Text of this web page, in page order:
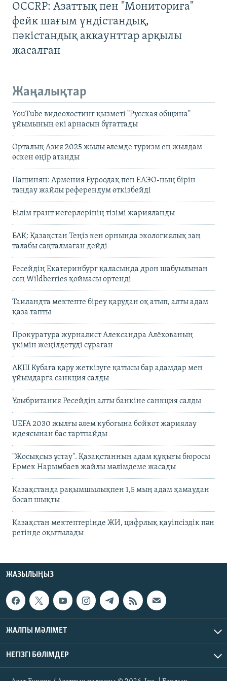
OCCRP: Азаттық пен "Мониториға"
фейк шағым үндістандық,
пәкістандық аккаунттар арқылы
жасалған
Жаңалықтар
YouTube видеохостинг қызметі "Русская община"
ұйымының екі арнасын бұғаттады
Орталық Азия 2025 жылы әлемде туризм ең жылдам
өскен өңір атанды
Пашинян: Армения Еуроодақ пен ЕАЭО-ның бірін
таңдау жайлы референдум өткізбейді
Білім грант иегерлерінің тізімі жарияланды
БАҚ: Қазақстан Теңіз кен орнында экологиялық заң
талабы сақталмаған дейді
Ресейдің Екатеринбург қаласында дрон шабуылынан
соң Wildberries қоймасы өртенді
Таиландта мектепте біреу қарудан оқ атып, алты адам
қаза тапты
Прокуратура журналист Александра Алёхованың
үкімін жеңілдетуді сұраған
АҚШ Кубаға қару жеткізуге қатысы бар адамдар мен
ұйымдарға санкция салды
Ұлыбритания Ресейдің алты банкіне санкция салды
UEFA 2030 жылғы әлем кубогына бойкот жариялау
идеясынан бас тартпайды
"Жосықсыз ұстау". Қазақстанның адам құқығы бюросы
Ермек Нарымбаев жайлы мәлімдеме жасады
Қазақстанда рақымшылықпен 1,5 мың адам қамаудан
босап шықты
Қазақстан мектептерінде ЖИ, цифрлық қауіпсіздік пән
ретінде оқытылады
ЖАЗЫЛЫҢЫЗ
ЖАЛПЫ МӘЛІМЕТ
НЕГІЗГІ БӨЛІМДЕР
Азат Еуропа / Азаттық радиосы © 2026, Inc. | Барлық